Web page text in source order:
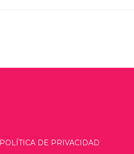
POLÍTICA DE PRIVACIDAD